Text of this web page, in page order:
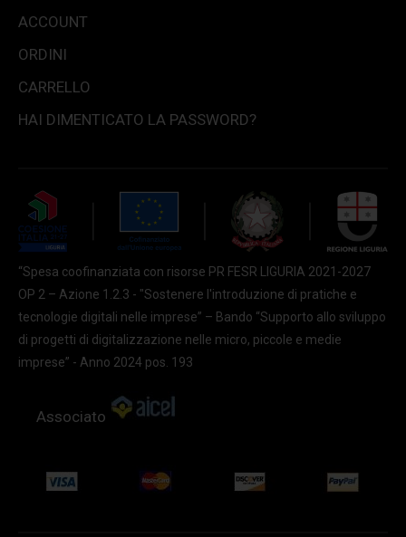
ACCOUNT
ORDINI
CARRELLO
HAI DIMENTICATO LA PASSWORD?
“Spesa coofinanziata con risorse PR FESR LIGURIA 2021-2027
OP 2 – Azione 1.2.3 - "Sostenere l'introduzione di pratiche e
tecnologie digitali nelle imprese” – Bando “Supporto allo sviluppo
di progetti di digitalizzazione nelle micro, piccole e medie
imprese” - Anno 2024 pos. 193
Associato